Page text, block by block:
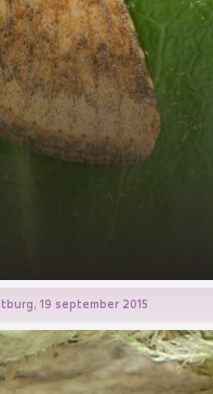
19 september 2015